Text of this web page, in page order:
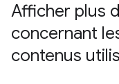
Afficher plus
concernant
contenus